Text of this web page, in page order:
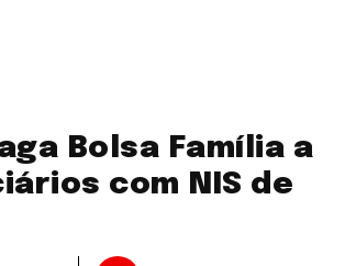
Bolsa Família a
com NIS de